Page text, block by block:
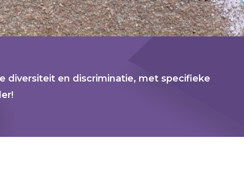
diversiteit en discriminatie, met specifieke